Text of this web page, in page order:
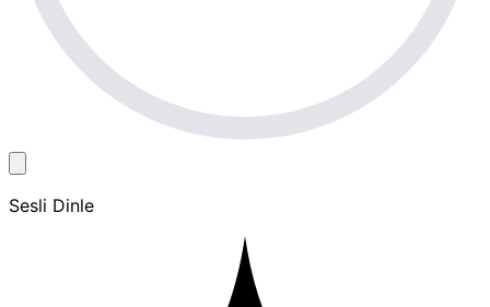
Sesli Dinle